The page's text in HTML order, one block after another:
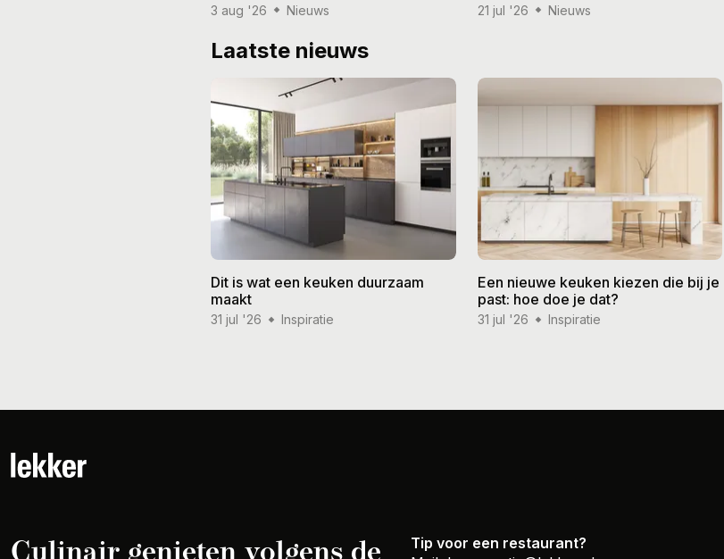
3 aug '26 Nieuws 21 jul '26 Nieuws
Laatste nieuws
Dit is wat een keuken duurzaam
maakt
31 jul '26 Inspiratie
Een nieuwe keuken kiezen die bij je
past: hoe doe je dat?
31 jul '26 Inspiratie
Tip voor een restaurant?